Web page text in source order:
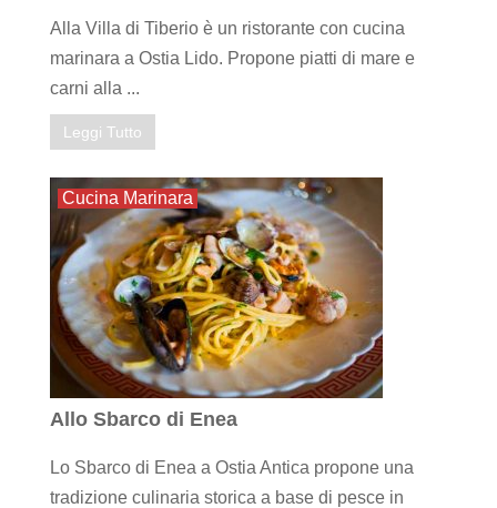
Alla Villa di Tiberio è un ristorante con cucina
marinara a Ostia Lido. Propone piatti di mare e
carni alla ...
Leggi Tutto
Cucina Marinara
Allo Sbarco di Enea
Lo Sbarco di Enea a Ostia Antica propone una
tradizione culinaria storica a base di pesce in